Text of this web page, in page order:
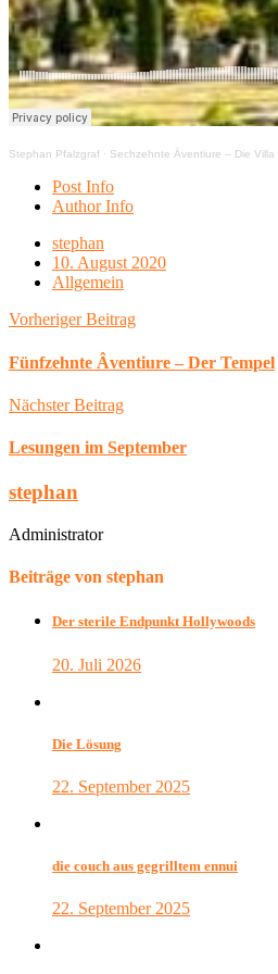
Stephan Pfalzgraf · Sechzehnte Âventiure – Die Villa
Post Info
Author Info
stephan
10. August 2020
Allgemein
Vorheriger Beitrag
Fünfzehnte Âventiure – Der Tempel
Nächster Beitrag
Lesungen im September
stephan
Administrator
Beiträge von stephan
Der sterile Endpunkt Hollywoods
20. Juli 2026
Die Lösung
22. September 2025
die couch aus gegrilltem ennui
22. September 2025